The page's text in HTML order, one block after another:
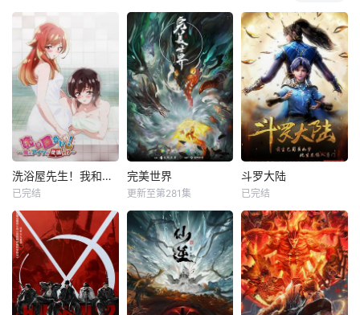
洗浴屋先生！我和那家伙在女浴池！？
已完结
完美世界
更新至第281集
斗罗大陆
已完结